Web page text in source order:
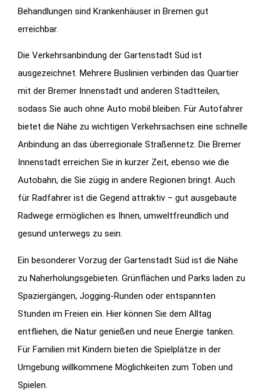
Behandlungen sind Krankenhäuser in Bremen gut
erreichbar.
Die Verkehrsanbindung der Gartenstadt Süd ist
ausgezeichnet. Mehrere Buslinien verbinden das Quartier
mit der Bremer Innenstadt und anderen Stadtteilen,
sodass Sie auch ohne Auto mobil bleiben. Für Autofahrer
bietet die Nähe zu wichtigen Verkehrsachsen eine schnelle
Anbindung an das überregionale Straßennetz. Die Bremer
Innenstadt erreichen Sie in kurzer Zeit, ebenso wie die
Autobahn, die Sie zügig in andere Regionen bringt. Auch
für Radfahrer ist die Gegend attraktiv – gut ausgebaute
Radwege ermöglichen es Ihnen, umweltfreundlich und
gesund unterwegs zu sein.
Ein besonderer Vorzug der Gartenstadt Süd ist die Nähe
zu Naherholungsgebieten. Grünflächen und Parks laden zu
Spaziergängen, Jogging-Runden oder entspannten
Stunden im Freien ein. Hier können Sie dem Alltag
entfliehen, die Natur genießen und neue Energie tanken.
Für Familien mit Kindern bieten die Spielplätze in der
Umgebung willkommene Möglichkeiten zum Toben und
Spielen.